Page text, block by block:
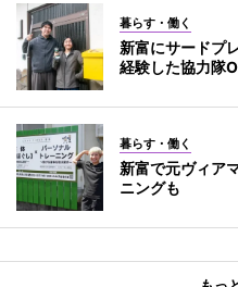
暮らす・働く
新富にサードプ
経験した協力隊
暮らす・働く
新富で元ヴィア
ニングも